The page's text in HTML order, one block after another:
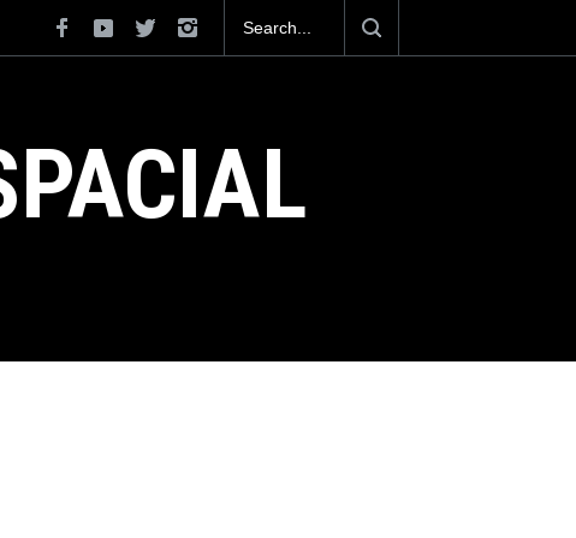
mexicana construirá 32 BUQUES para la